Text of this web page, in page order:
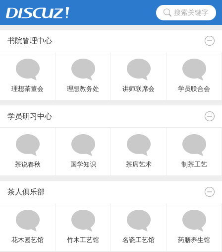
搜索关键字
书院管理中心
理想茶董会 理想教务处 讲师联席会 学员联合会
学员研习中心
茶说春秋 国学知识 茶席艺术 制茶工艺
茶人俱乐部
花木园艺馆 竹木工艺馆 名瓷工艺馆 药膳养生馆